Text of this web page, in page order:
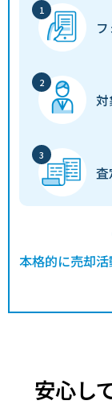
対
査
本格的に売却
安心し